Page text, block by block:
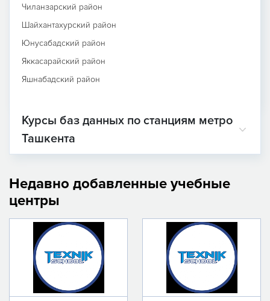
Чиланзарский район
Шайхантахурский район
Юнусабадский район
Яккасарайский район
Яшнабадский район
Курсы баз данных по станциям метро
Ташкента
Недавно добавленные учебные
центры